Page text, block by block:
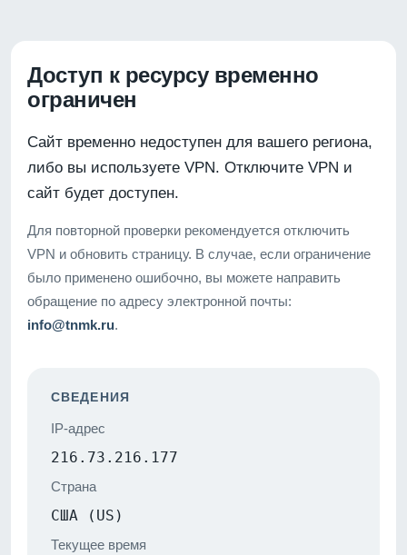
Доступ к ресурсу временно
ограничен
Сайт временно недоступен для вашего региона,
либо вы используете VPN. Отключите VPN и
сайт будет доступен.
Для повторной проверки рекомендуется отключить
VPN и обновить страницу. В случае, если ограничение
было применено ошибочно, вы можете направить
обращение по адресу электронной почты:
info@tnmk.ru.
СВЕДЕНИЯ
IP-адрес
216.73.216.177
Страна
США (US)
Текущее время